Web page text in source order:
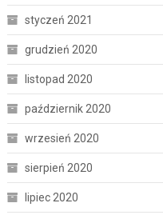
styczeń 2021
grudzień 2020
listopad 2020
październik 2020
wrzesień 2020
sierpień 2020
lipiec 2020